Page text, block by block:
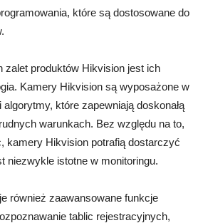
które są dostosowane do
zalet produktów Hikvision jest ich
Kamery Hikvision są wyposażone w
które zapewniają doskonałą
warunkach. Bez względu na to,
kamery Hikvision potrafią dostarczyć
niezwykle istotne w monitoringu.
również zaawansowane funkcje
tablic rejestracyjnych,